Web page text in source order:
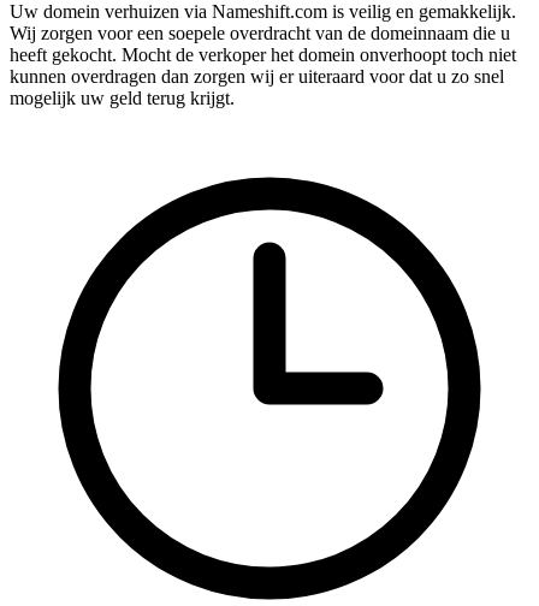
Uw domein verhuizen via Nameshift.com is veilig en gemakkelijk.
Wij zorgen voor een soepele overdracht van de domeinnaam die u
heeft gekocht. Mocht de verkoper het domein onverhoopt toch niet
kunnen overdragen dan zorgen wij er uiteraard voor dat u zo snel
mogelijk uw geld terug krijgt.